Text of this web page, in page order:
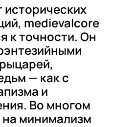
исторических
medievalcore
к точности. Он
— как с
и
Во многом
на минимализм